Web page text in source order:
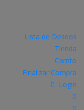
Lista de Deseos
Tienda
Carrito
Finalizar Compra
Login